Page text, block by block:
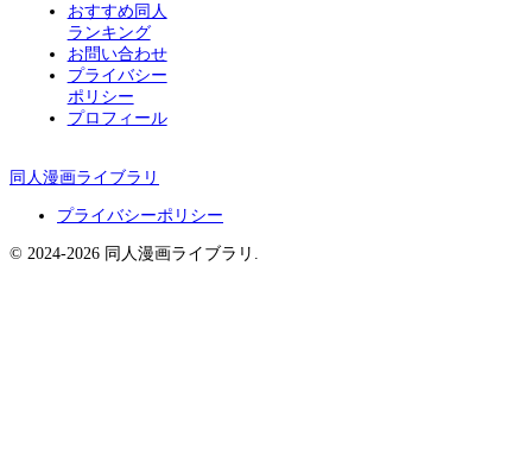
おすすめ同人
ランキング
お問い合わせ
プライバシー
ポリシー
プロフィール
同人漫画ライブラリ
プライバシーポリシー
© 2024-2026 同人漫画ライブラリ.